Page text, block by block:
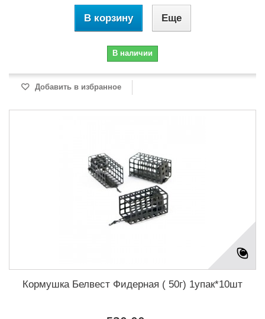
В корзину Еще
В наличии
Добавить в избранное
Кормушка Белвест Фидерная ( 50г) 1упак*10шт